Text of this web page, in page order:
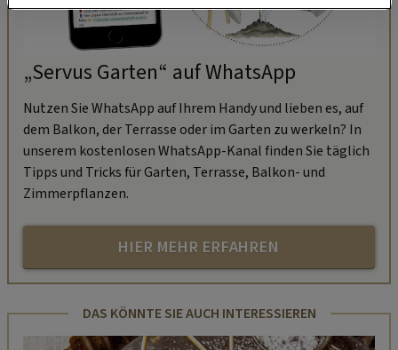
„Servus Garten“ auf WhatsApp
Nutzen Sie WhatsApp auf Ihrem Handy und lieben es, auf
dem Balkon, der Terrasse oder im Garten zu werkeln? In
unserem kostenlosen WhatsApp-Kanal finden Sie täglich
Tipps und Tricks für Garten, Terrasse, Balkon- und
Zimmerpflanzen.
HIER MEHR ERFAHREN
DAS KÖNNTE SIE AUCH INTERESSIEREN